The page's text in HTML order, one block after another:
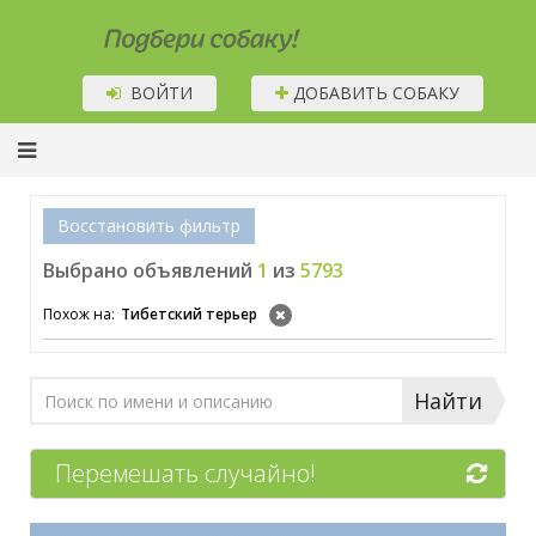
Подбери собаку!
ВОЙТИ ДОБАВИТЬ СОБАКУ
Восстановить фильтр
Выбрано объявлений 1 из 5793
Похож на: Тибетский терьер
Найти
Перемешать случайно!